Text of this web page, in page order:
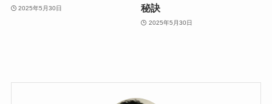
2025年5月30日
秘訣
2025年5月30日